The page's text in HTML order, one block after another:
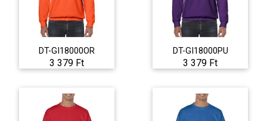
DT-GI18000OR
3 379 Ft
DT-GI18000PU
3 379 Ft